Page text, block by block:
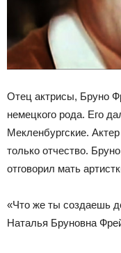
Отец актрисы, Бруно
немецкого рода. Его
Мекленбургские.
только отчество.
отговорил мать
«Что же ты создаешь
Наталья Бруновна